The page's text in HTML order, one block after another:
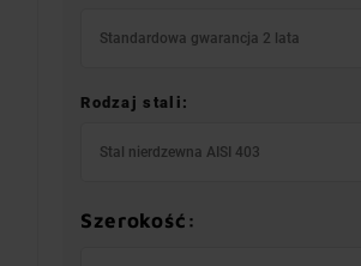
Standardowa gwarancja 2 lata
Rodzaj stali:
Stal nierdzewna AISI 403
Szerokość: